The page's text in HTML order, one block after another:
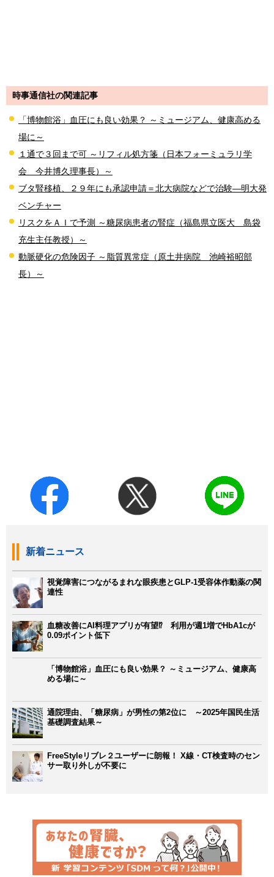
時事通信社の関連記事
「博物館浴」血圧にも良い効果？ ～ミュージアム、健康高める
場に～
１通で３回まで可 ～リフィル処方箋（日本フォーミュラリ学
会 今井博久理事長）～
ブタ腎移植、２９年にも承認申請＝北大病院などで治験―明大発
ベンチャー
リスクをＡＩで予測 ～糖尿病患者の腎症（福島県立医大 島袋
充生主任教授）～
動脈硬化の危険因子 ～脂質異常症（原土井病院 池崎裕昭部
長）～
新着ニュース
視覚障害につながるまれな眼疾患とGLP-1受容体作動薬の関
連性
血糖改善にAI料理アプリが有望⁉ 利用が週1増でHbA1cが
0.09ポイント低下
「博物館浴」血圧にも良い効果？ ～ミュージアム、健康高
める場に～
通院理由、「糖尿病」が男性の第2位に ～2025年国民生活
基礎調査結果～
FreeStyleリブレ２ユーザーに朗報！ X線・CT検査時のセン
サー取り外しが不要に